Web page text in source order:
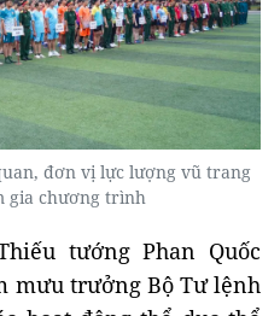
đơn vị lực lượng vũ trang
gia chương trình
tướng Phan Quốc
mưu trưởng Bộ Tư lệnh